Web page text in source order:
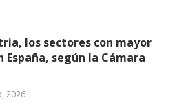
los sectores con mayor
según la Cámara
2026